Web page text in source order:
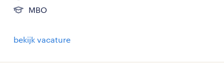
MBO
bekijk vacature